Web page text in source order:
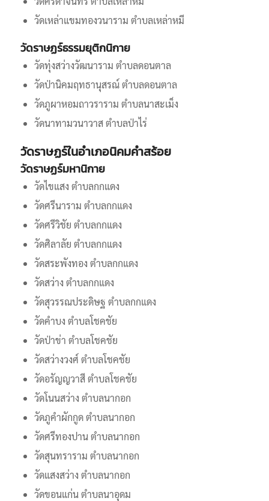
วัดเหล่าแขมทองวนาราม ตำบลเหล่าหมี
วัดราษฏร์ธรรมยุติกนิกาย
วัดทุ่งสว่างวัฒนาราม ตำบลดอนตาล
วัดป่านิคมฤทธานุสรณ์ ตำบลดอนตาล
วัดภูผาหอมถาวราราม ตำบลนาสะเม็ง
วัดนาทามวนาวาส ตำบลป่าไร่
วัดราษฏร์ในอำเภอนิคมคำสร้อย
วัดราษฏร์มหานิกาย
วัดไขแสง ตำบลกกแดง
วัดศรีนาราม ตำบลกกแดง
วัดศรีวิชัย ตำบลกกแดง
วัดศิลาลัย ตำบลกกแดง
วัดสระพังทอง ตำบลกกแดง
วัดสว่าง ตำบลกกแดง
วัดสุวรรณประดิษฐ ตำบลกกแดง
วัดคำบง ตำบลโชคชัย
วัดป่าข่า ตำบลโชคชัย
วัดสว่างวงศ์ ตำบลโชคชัย
วัดอรัญญวาสี ตำบลโชคชัย
วัดโนนสว่าง ตำบลนากอก
วัดภูคำผักกูด ตำบลนากอก
วัดศรีทองปาน ตำบลนากอก
วัดสุนทราราม ตำบลนากอก
วัดแสงสว่าง ตำบลนากอก
วัดขอนแก่น ตำบลนาอุดม